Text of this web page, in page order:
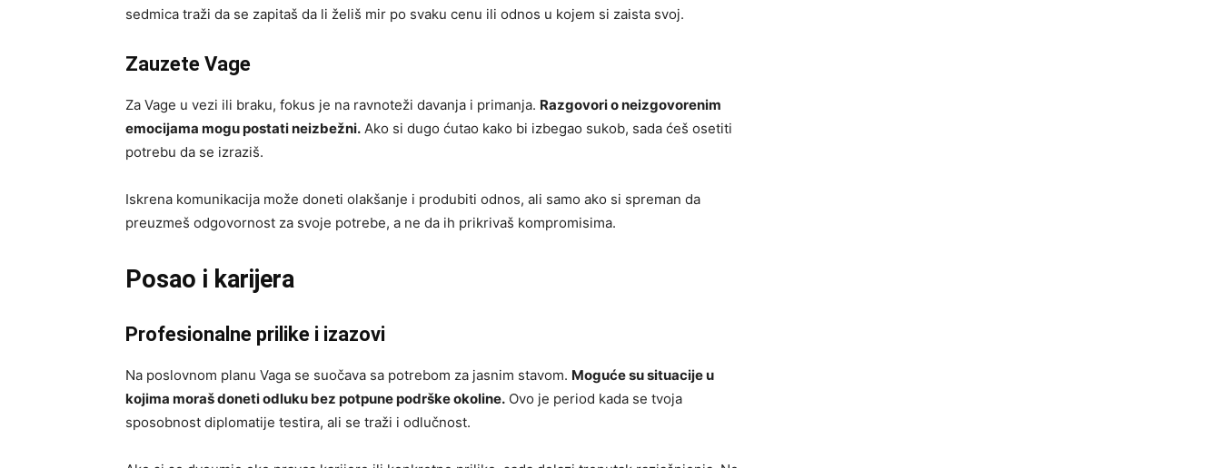
sedmica traži da se zapitaš da li želiš mir po svaku cenu ili odnos u kojem si zaista svoj.
Zauzete Vage
Za Vage u vezi ili braku, fokus je na ravnoteži davanja i primanja. Razgovori o neizgovorenim
emocijama mogu postati neizbežni. Ako si dugo ćutao kako bi izbegao sukob, sada ćeš osetiti
potrebu da se izraziš.
Iskrena komunikacija može doneti olakšanje i produbiti odnos, ali samo ako si spreman da
preuzmeš odgovornost za svoje potrebe, a ne da ih prikrivaš kompromisima.
Posao i karijera
Profesionalne prilike i izazovi
Na poslovnom planu Vaga se suočava sa potrebom za jasnim stavom. Moguće su situacije u
kojima moraš doneti odluku bez potpune podrške okoline. Ovo je period kada se tvoja
sposobnost diplomatije testira, ali se traži i odlučnost.